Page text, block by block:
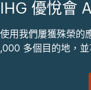
IHG 優悅會
使用我們屢獲殊榮的
,000 多個目的地，並